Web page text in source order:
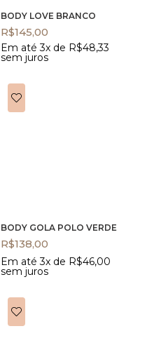
BODY LOVE BRANCO
R$145,00
Em até 3x de R$48,33
sem juros
BODY GOLA POLO VERDE
R$138,00
Em até 3x de R$46,00
sem juros